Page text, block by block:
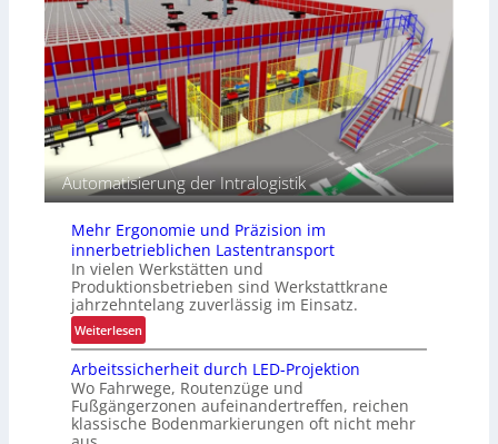
t
e
r
r
k
u
n
d
e
s
p
z
i
f
i
s
c
e
P
r
Automatisierung der Intralogistik
Mehr Ergonomie und Präzision im
innerbetrieblichen Lastentransport
In vielen Werkstätten und
Produktionsbetrieben sind Werkstattkrane
jahrzehntelang zuverlässig im Einsatz.
Weiterlesen:
M
e
h
r
E
Arbeitssicherheit durch LED-Projektion
Wo Fahrwege, Routenzüge und
Fußgängerzonen aufeinandertreffen, reichen
klassische Bodenmarkierungen oft nicht mehr